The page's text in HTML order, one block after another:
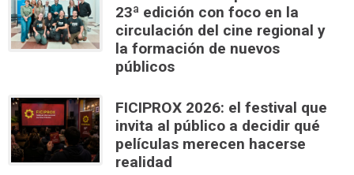
23ª edición con foco en la
circulación del cine regional y
la formación de nuevos
públicos
FICIPROX 2026: el festival que
invita al público a decidir qué
películas merecen hacerse
realidad